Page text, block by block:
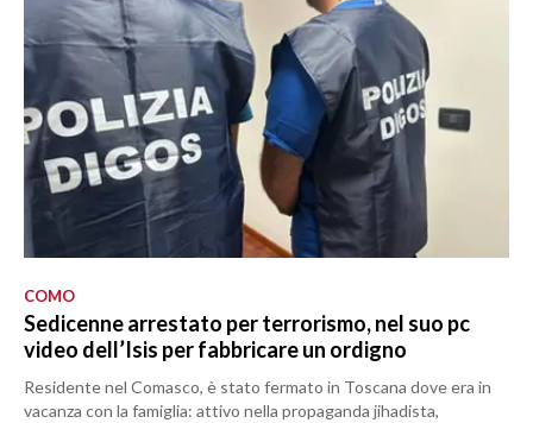
COMO
Sedicenne arrestato per terrorismo, nel suo pc
video dell’Isis per fabbricare un ordigno
Residente nel Comasco, è stato fermato in Toscana dove era in
vacanza con la famiglia: attivo nella propaganda jihadista,